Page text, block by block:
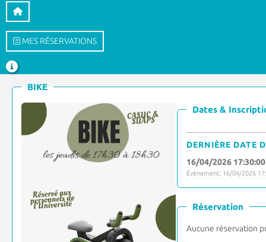
MES RÉSERVATIONS
BIKE
Dates &
DERNIÈRE DATE
16/04/2026 17:30:00
Événement: 16/04/2026
Réservation
Aucune réservation